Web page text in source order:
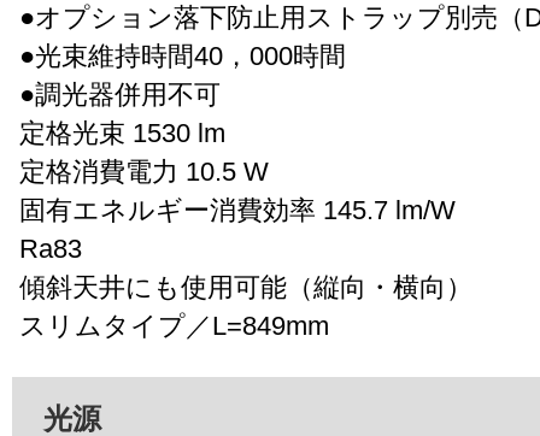
●オプション落下防止用ストラップ別売（
●光束維持時間40，000時間
●調光器併用不可
定格光束 1530 lm
定格消費電力 10.5 W
固有エネルギー消費効率 145.7 lm/W
Ra83
傾斜天井にも使用可能（縦向・横向）
スリムタイプ／L=849mm
光源